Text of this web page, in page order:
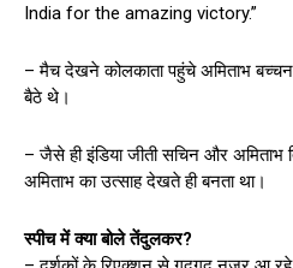
India for the amazing victory.”
– मैच देखने कोलकाता पहुंचे अमिताभ
बैठे थे।
– जैसे ही इंडिया जीती सचिन और
अमिताभ का उत्साह देखते ही बनता था।
स्पीच में क्या बोले तेंदुलकर?